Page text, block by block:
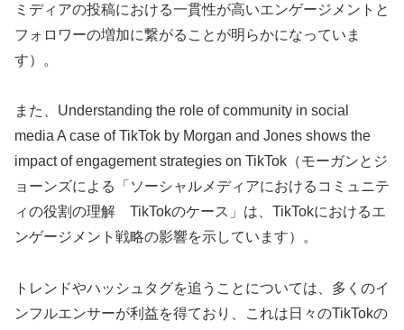
ミディアの投稿における一貫性が高いエンゲージメントと
フォロワーの増加に繋がることが明らかになっていま
す）。
また、Understanding the role of community in social
media A case of TikTok by Morgan and Jones shows the
impact of engagement strategies on TikTok（モーガンとジ
ョーンズによる「ソーシャルメディアにおけるコミュニテ
ィの役割の理解 TikTokのケース」は、TikTokにおけるエ
ンゲージメント戦略の影響を示しています）。
トレンドやハッシュタグを追うことについては、多くのイ
ンフルエンサーが利益を得ており、これは日々のTikTokの